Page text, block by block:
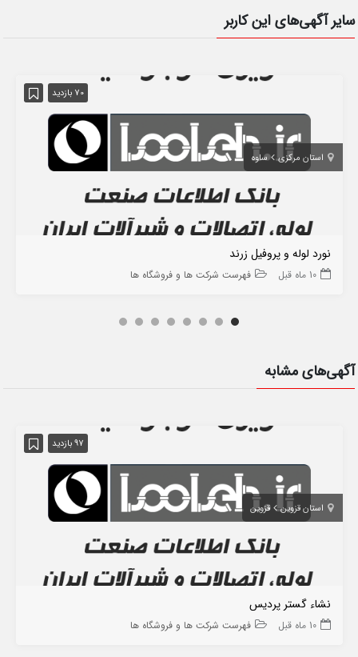
سایر آگهی‌های این کاربر
70 بازدید
استان مرکزی ساوه
نورد لوله و پروفیل زرند
10 ماه قبل فهرست شرکت ها و فروشگاه ها
آگهی‌های مشابه
97 بازدید
استان قزوین قزوین
نشاء گستر پردیس
10 ماه قبل فهرست شرکت ها و فروشگاه ها